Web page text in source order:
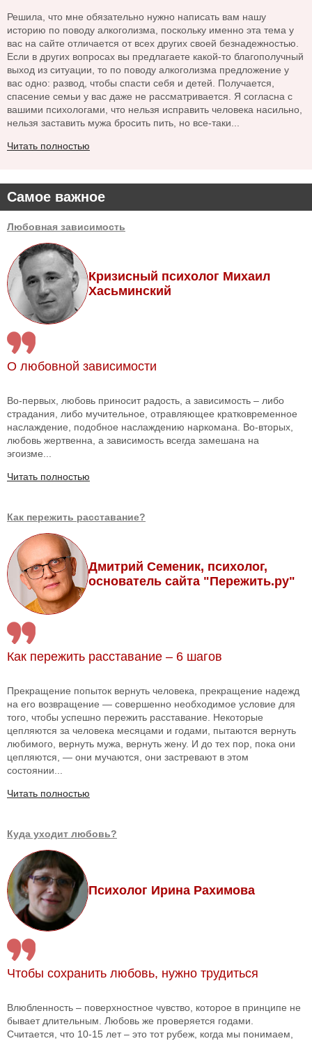
Самое важное
Любовная зависимость
Кризисный психолог Михаил
Хасьминский
О любовной зависимости
Во-первых, любовь приносит радость, а зависимость – либо
страдания, либо мучительное, отравляющее кратковременное
наслаждение, подобное наслаждению наркомана. Во-вторых,
любовь жертвенна, а зависимость всегда замешана на
эгоизме...
Читать полностью
Как пережить расставание?
Дмитрий Семеник, психолог,
основатель сайта "Пережить.ру"
Как пережить расставание – 6 шагов
Прекращение попыток вернуть человека, прекращение надежд
на его возвращение — совершенно необходимое условие для
того, чтобы успешно пережить расставание. Некоторые
цепляются за человека месяцами и годами, пытаются вернуть
любимого, вернуть мужа, вернуть жену. И до тех пор, пока они
цепляются, — они мучаются, они застревают в этом
состоянии...
Читать полностью
Куда уходит любовь?
Психолог Ирина Рахимова
Чтобы сохранить любовь, нужно трудиться
Влюбленность – поверхностное чувство, которое в принципе не
бывает длительным. Любовь же проверяется годами.
Считается, что 10-15 лет – это тот рубеж, когда мы понимаем,
Решила, что мне обязательно нужно написать вам нашу
историю по поводу алкоголизма, поскольку именно эта тема у
вас на сайте отличается от всех других своей безнадежностью.
Если в других вопросах вы предлагаете какой-то благополучный
выход из ситуации, то по поводу алкоголизма предложение у
вас одно: развод, чтобы спасти себя и детей. Получается,
спасение семьи у вас даже не рассматривается. Я согласна с
вашими психологами, что нельзя исправить человека насильно,
нельзя заставить мужа бросить пить, но все-таки...
Читать полностью